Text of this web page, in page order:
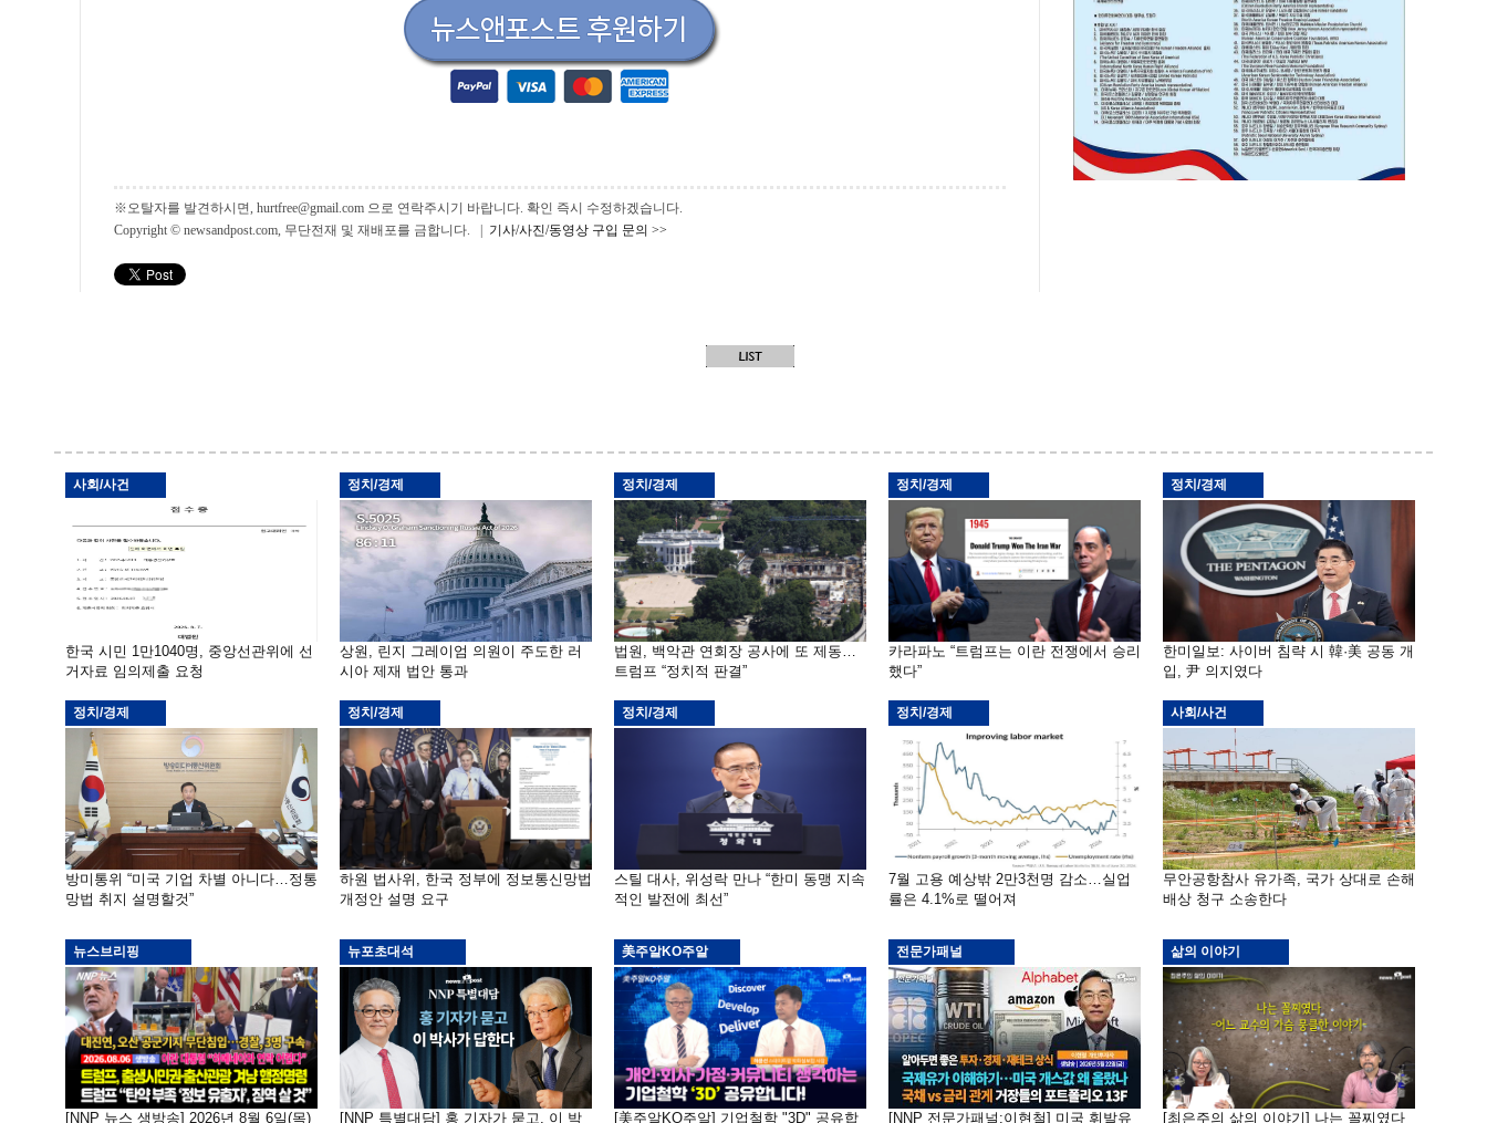
※오탈자를 발견하시면, hurtfree@gmail.com 으로 연락주시기 바랍니다. 확인 즉시 수정하겠습니다.
Copyright © newsandpost.com, 무단전재 및 재배포를 금합니다. | 기사/사진/동영상 구입 문의 >>
사회/사건
한국 시민 1만1040명, 중앙선관위에 선
거자료 임의제출 요청
정치/경제
상원, 린지 그레이엄 의원이 주도한 러
시아 제재 법안 통과
정치/경제
법원, 백악관 연회장 공사에 또 제동…
트럼프 “정치적 판결”
정치/경제
카라파노 “트럼프는 이란 전쟁에서 승리
했다”
정치/경제
한미일보: 사이버 침략 시 韓·美 공동 개
입, 尹 의지였다
정치/경제
방미통위 “미국 기업 차별 아니다…정통
망법 취지 설명할것”
정치/경제
하원 법사위, 한국 정부에 정보통신망법
개정안 설명 요구
정치/경제
스틸 대사, 위성락 만나 “한미 동맹 지속
적인 발전에 최선”
정치/경제
7월 고용 예상밖 2만3천명 감소…실업
률은 4.1%로 떨어져
사회/사건
무안공항참사 유가족, 국가 상대로 손해
배상 청구 소송한다
뉴스브리핑
[NNP 뉴스 생방송] 2026년 8월 6일(목)
뉴포초대석
[NNP 특별대담] 홍 기자가 묻고, 이 박
美주알KO주알
[美주알KO주알] 기업철학 "3D" 공유합
전문가패널
[NNP 전문가패널:이현철] 미국 휘발유
삶의 이야기
[최은주의 삶의 이야기] 나는 꼴찌였다